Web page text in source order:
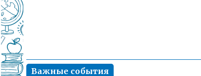
Важные события